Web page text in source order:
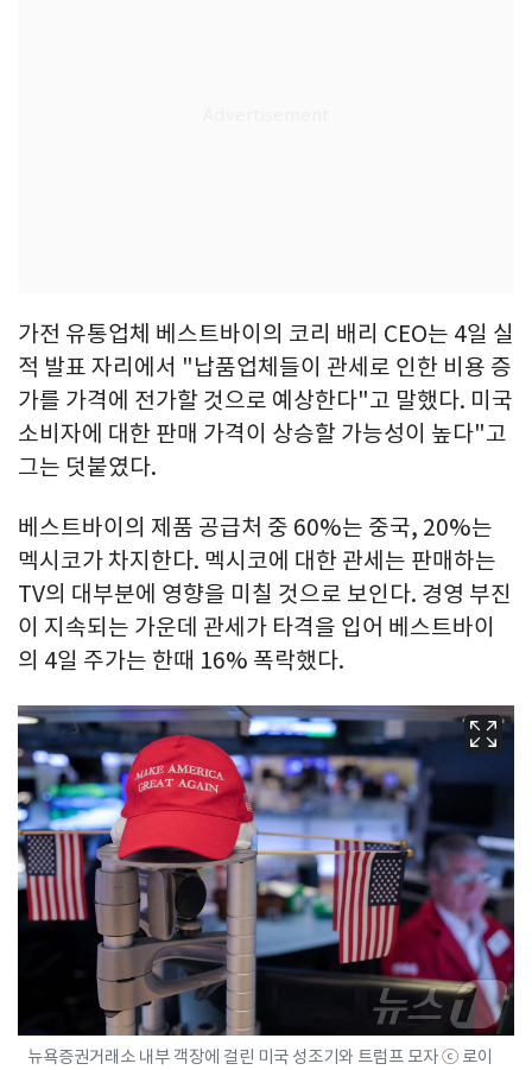
가전 유통업체 베스트바이의 코리 배리 CEO는 4일 실
적 발표 자리에서 "납품업체들이 관세로 인한 비용 증
가를 가격에 전가할 것으로 예상한다"고 말했다. 미국
소비자에 대한 판매 가격이 상승할 가능성이 높다"고
그는 덧붙였다.
베스트바이의 제품 공급처 중 60%는 중국, 20%는
멕시코가 차지한다. 멕시코에 대한 관세는 판매하는
TV의 대부분에 영향을 미칠 것으로 보인다. 경영 부진
이 지속되는 가운데 관세가 타격을 입어 베스트바이
의 4일 주가는 한때 16% 폭락했다.
뉴욕증권거래소 내부 객장에 걸린 미국 성조기와 트럼프 모자 ⓒ 로이